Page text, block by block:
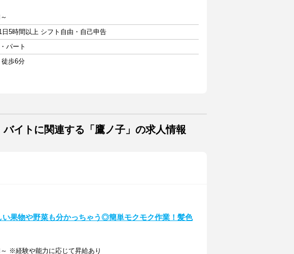
日5時間以上 シフト自由・自己申告
パート
歩6分
バイトに関連する「鷹ノ子」の求人情報
い果物や野菜も分かっちゃう◎簡単モクモク作業！髪色
※経験や能力に応じて昇給あり